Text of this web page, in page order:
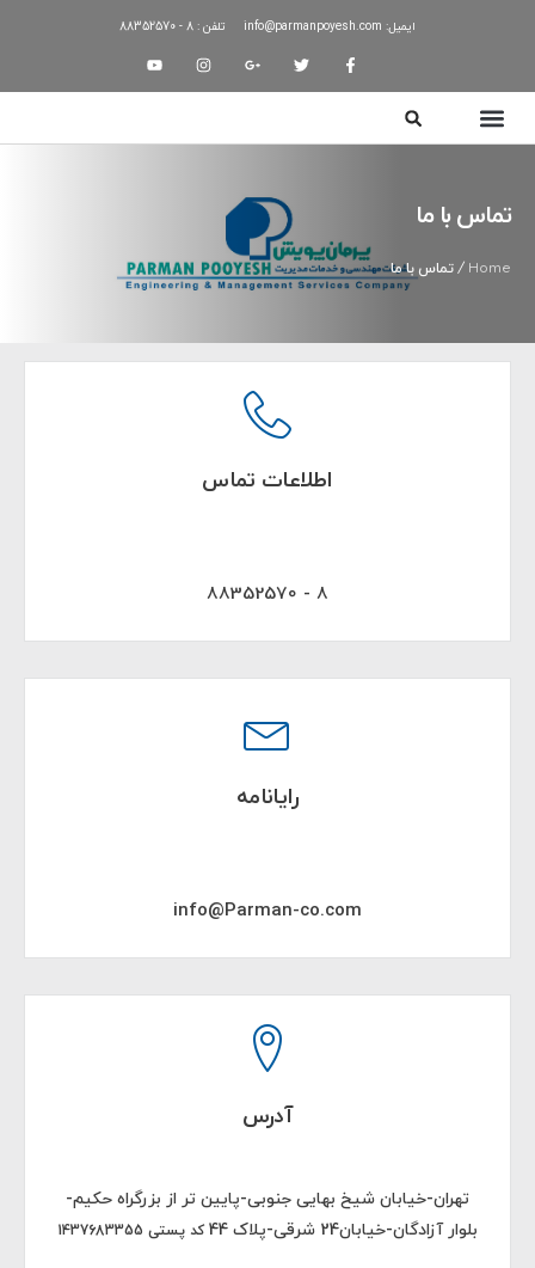
ایمیل: info@parmanpoyesh.com تلفن : 8 - 88352570
تماس با ما
Home / تماس با ما
اطلاعات تماس
8 - 88352570
رایانامه
info@Parman-co.com
آدرس
تهران-خیابان شیخ بهایی جنوبی-پایین تر از بزرگراه حکیم-
بلوار آزادگان-خیابان24 شرقی-پلاک 44
کد پستی 1437683355